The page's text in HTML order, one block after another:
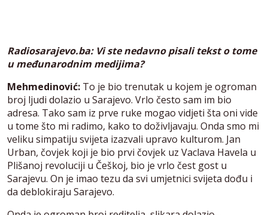
Radiosarajevo.ba: Vi ste nedavno pisali tekst o tome
u međunarodnim medijima?
Mehmedinović: To je bio trenutak u kojem je ogroman
broj ljudi dolazio u Sarajevo. Vrlo često sam im bio
adresa. Tako sam iz prve ruke mogao vidjeti šta oni vide
u tome što mi radimo, kako to doživljavaju. Onda smo mi
veliku simpatiju svijeta izazvali upravo kulturom. Jan
Urban, čovjek koji je bio prvi čovjek uz Vaclava Havela u
Plišanoj revoluciji u Češkoj, bio je vrlo čest gost u
Sarajevu. On je imao tezu da svi umjetnici svijeta dođu i
da deblokiraju Sarajevo.